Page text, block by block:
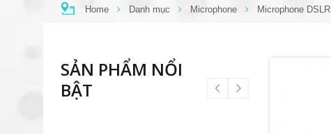
Home Danh mục Microphone Microphone DSLR
SẢN PHẨM NỔI
BẬT